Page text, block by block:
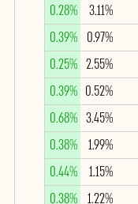
3.11%
0.28%
0.97%
0.39%
2.55%
0.25%
0.52%
0.39%
3.45%
0.68%
1.99%
0.38%
1.15%
0.44%
1.22%
0.38%